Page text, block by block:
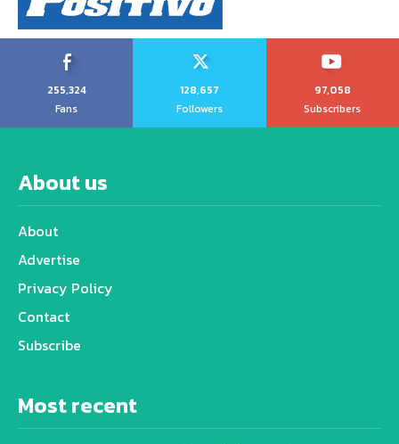
255,324
Fans
128,657
Followers
97,058
Subscribers
About us
About
Advertise
Privacy Policy
Contact
Subscribe
Most recent